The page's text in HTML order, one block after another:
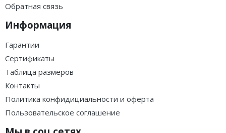
Обратная связь
Информация
Гарантии
Сертификаты
Таблица размеров
Контакты
Политика конфидициальности и оферта
Пользовательское соглашение